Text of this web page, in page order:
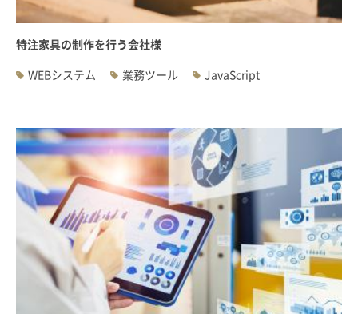
特注家具の制作を行う会社様
WEBシステム
業務ツール JavaScript